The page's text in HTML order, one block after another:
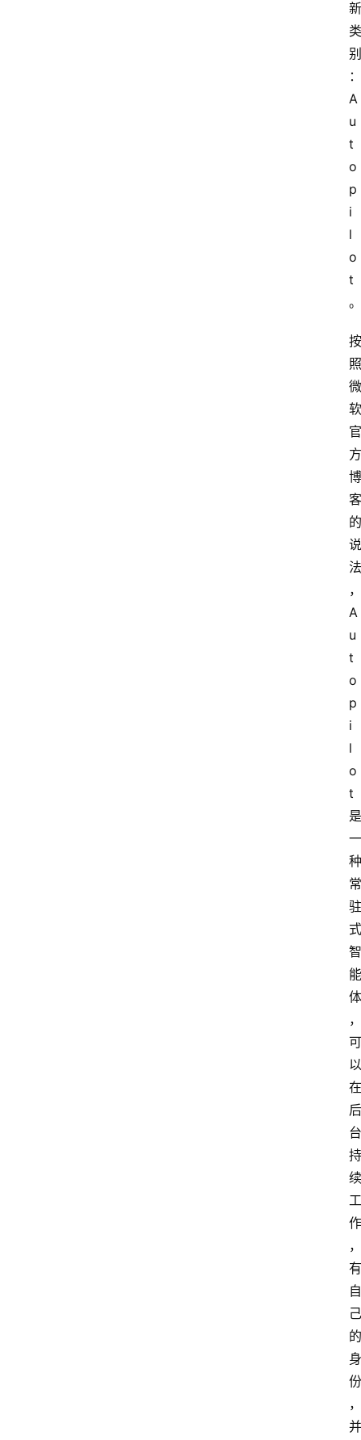
新
类
别
：
A
u
t
o
p
i
l
o
t
。
按
照
微
软
官
方
博
客
的
说
法
，
A
u
t
o
p
i
l
o
t
是
一
种
常
驻
式
智
能
体
，
可
以
在
后
台
持
续
工
作
，
有
自
己
的
身
份
，
并